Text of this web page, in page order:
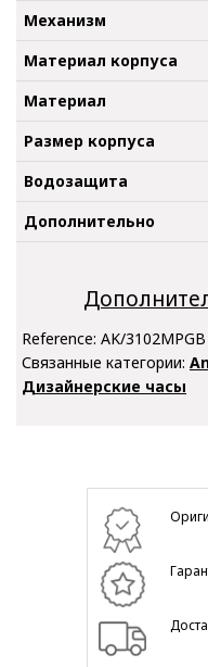
Механизм
Материал корпуса
Материал
Размер корпуса
Водозащита
Дополнительно
Reference: AK/3102MPGB
Связанные категории:
Дизайнерские часы